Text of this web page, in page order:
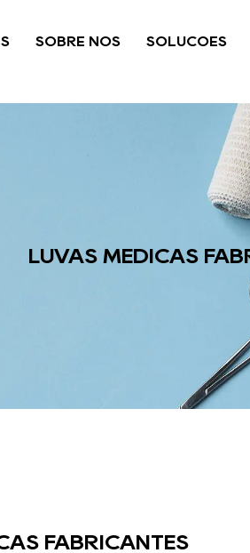
SOBRE NÓS SOLUÇÕES
LUVAS MÉDICAS
FABRICANTES